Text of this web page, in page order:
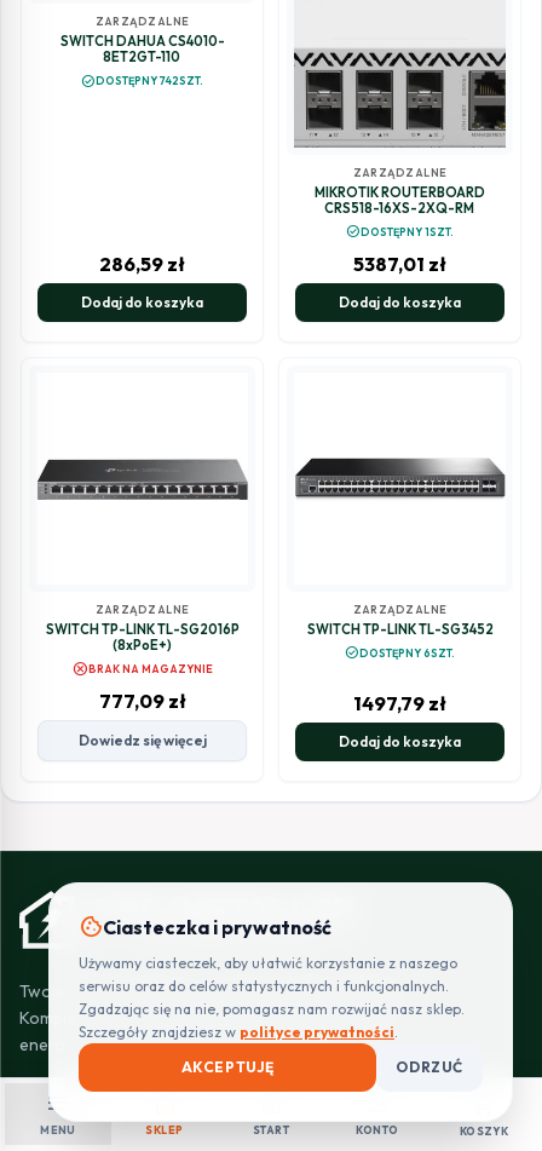
menu
MENU SKLEP START KONTO KOSZYK
ZARZĄDZALNE
SWITCH DAHUA CS4010-
8ET2GT-110
check_circle DOSTĘPNY 742SZT.
286,59 zł
Dodaj do koszyka
ZARZĄDZALNE
MIKROTIK ROUTERBOARD
CRS518-16XS-2XQ-RM
check_circleDOSTĘPNY 1SZT.
5387,01 zł
Dodaj do koszyka
ZARZĄDZALNE
SWITCH TP-LINK TL-SG2016P
(8xPoE+)
cancelBRAK NA MAGAZYNIE
777,09 zł
Dowiedz się więcej
ZARZĄDZALNE
SWITCH TP-LINK TL-SG3452
check_circleDOSTĘPNY 6SZT.
1497,79 zł
Dodaj do koszyka
Twoje bezpieczeństwo w rękach profesjonalistów.
Kompleksowe instalacje niskoprądowe i systemy
energetyczne dla Twojego domu i firmy.
cookieCiasteczka i prywatność
Używamy ciasteczek, aby ułatwić korzystanie z naszego
serwisu oraz do celów statystycznych i funkcjonalnych.
Zgadzając się na nie, pomagasz nam rozwijać nasz sklep.
Szczegóły znajdziesz w polityce prywatności.
AKCEPTUJĘ
ODRZUĆ